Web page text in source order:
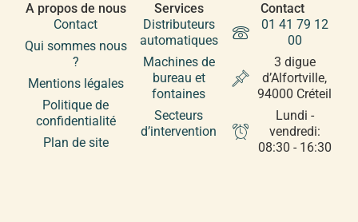
A propos de nous
Contact
Qui sommes nous
?
Mentions légales
Politique de
confidentialité
Plan de site
Services
Distributeurs
automatiques
Machines de
bureau et
fontaines
Secteurs
d’intervention
Contact
01 41 79 12
00
3 digue
d’Alfortville,
94000 Créteil
Lundi -
vendredi:
08:30 - 16:30